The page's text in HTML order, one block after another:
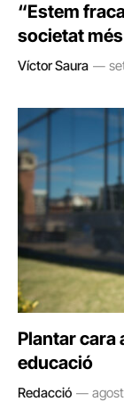
“Estem
societat
Víctor Saura
Plantar cara
educació
Redacció